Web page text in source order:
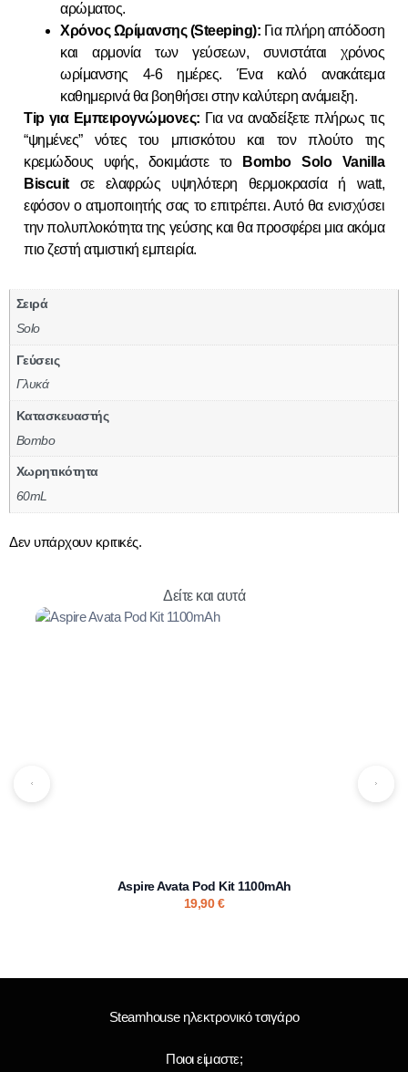
αρώματος.
Χρόνος Ωρίμανσης (Steeping): Για πλήρη απόδοση
και αρμονία των γεύσεων, συνιστάται χρόνος
ωρίμανσης 4-6 ημέρες. Ένα καλό ανακάτεμα
καθημερινά θα βοηθήσει στην καλύτερη ανάμειξη.
Tip για Εμπειρογνώμονες: Για να αναδείξετε πλήρως τις
“ψημένες” νότες του μπισκότου και τον πλούτο της
κρεμώδους υφής, δοκιμάστε το
Bombo Solo Vanilla
Biscuitσε ελαφρώς υψηλότερη θερμοκρασία ή watt,
εφόσον ο ατμοποιητής σας το επιτρέπει. Αυτό θα ενισχύσει
την πολυπλοκότητα της γεύσης και θα προσφέρει μια ακόμα
πιο ζεστή ατμιστική εμπειρία.
Σειρά
Solo
Γεύσεις
Γλυκά
Κατασκευαστής
Bombo
Χωρητικότητα
60mL
Δεν υπάρχουν κριτικές.
Δείτε και αυτά
Aspire Avata Pod Kit 1100mAh
19,90€
Steamhouse ηλεκτρονικό τσιγάρο
Ποιοι είμαστε;